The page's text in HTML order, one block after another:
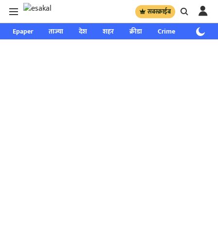
सबस्क्राईब
Epaper ताज्या देश शहर क्रीडा Crime साप्ताहिक